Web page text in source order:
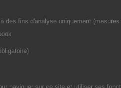
des fins d'analyse uniquement
naviguer sur ce site et utiliser ses